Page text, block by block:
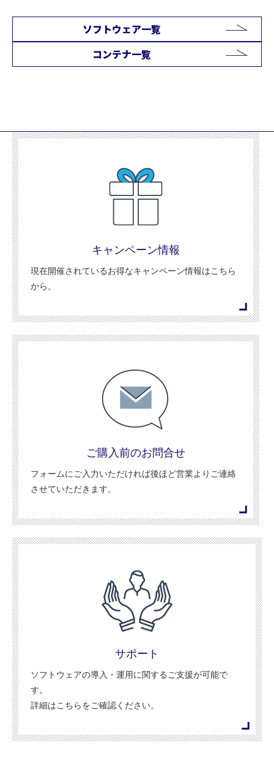
ソフトウェア一覧
コンテナ一覧
キャンペーン情報
現在開催されているお得なキャンペーン情報はこちら
から。
ご購入前のお問合せ
フォームにご入力いただければ後ほど営業よりご連絡
させていただきます。
サポート
ソフトウェアの導入・運用に関するご支援が可能で
す。
詳細はこちらをご確認ください。